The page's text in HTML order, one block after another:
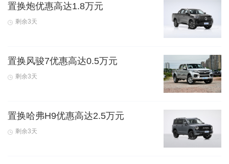
置换炮优惠高达1.8万元
剩余3天
置换风骏7优惠高达0.5万元
剩余3天
置换哈弗H9优惠高达2.5万元
剩余3天